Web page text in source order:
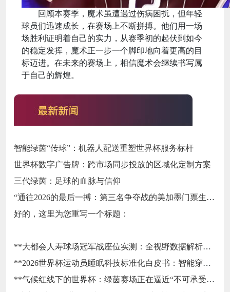
回顾本赛季，魔术虽遭遇过伤病困扰，但年轻
球员们迅速成长，在赛场上不断拼搏。他们用一场
场胜利证明着自己的实力，从赛季初的起伏到如今
的稳定发挥，魔术正一步一个脚印地向着更高的目
标迈进。在未来的赛场上，相信魔术会继续书写属
于自己的辉煌。
智能绿茵“传球”：机器人配送重塑世界杯服务标杆
世界杯数字广告牌：跨市场同步投放的区域化定制方案
三代绿茵：足球的血脉与信仰
“通往2026的最后一搏：第三名争夺战的美加墨门票生死局”
好的，这里为您重写一个标题：
**大都会人寿球场冠军战座位实测：全视野数据解析与等级精准评估**
**2026世界杯运动员睡眠科技标准化白皮书：智能穿戴监测标准与认证体系框架**
**气候红线下的世界杯：绿茵赛场正在逼近“不可承受之热”**